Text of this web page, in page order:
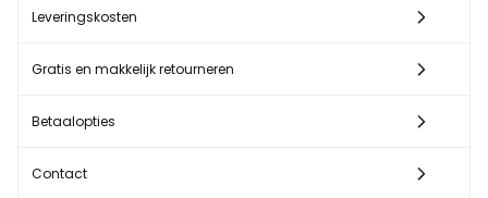
Leveringskosten
Gratis en makkelijk retourneren
Betaalopties
Contact